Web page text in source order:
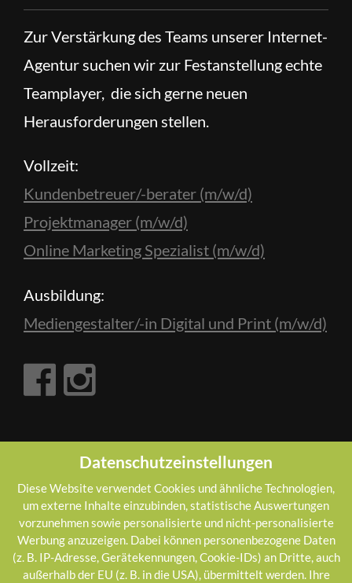
Datenschutzeinstellungen
Diese Website verwendet Cookies und ähnliche Technologien,
um externe Inhalte einzubinden, statistische Auswertungen
vorzunehmen sowie personalisierte und nicht-personalisierte
Werbung anzuzeigen. Dabei können personenbezogene Daten
(z. B. IP-Adresse, Gerätekennungen, Cookie-IDs) an Dritte, auch
außerhalb der EU (z. B. in die USA), übermittelt werden. Ihre
Zur Verstärkung des Teams unserer Internet-
Agentur suchen wir zur Festanstellung echte
Teamplayer, die sich gerne neuen
Herausforderungen stellen.
Vollzeit:
Kundenbetreuer/-berater (m/w/d)
Projektmanager (m/w/d)
Online Marketing Spezialist (m/w/d)
Ausbildung:
Mediengestalter/-in Digital und Print (m/w/d)
E-VENTISNEWS
MAI
28
Die digitale Gästemappe
Weiterlesen »